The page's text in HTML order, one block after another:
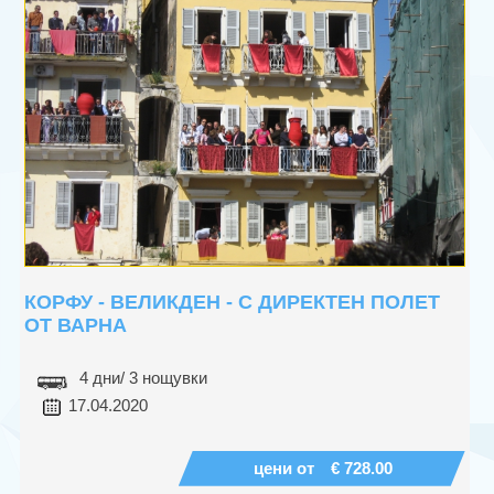
КРУИЗИ +
ХОТЕЛИ
КОРФУ - ВЕЛИКДЕН - С ДИРЕКТЕН ПОЛЕТ
ОТ ВАРНА
4 дни/ 3 нощувки
17.04.2020
цени от € 728.00